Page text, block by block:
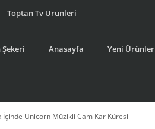
Toptan Tv Ürünleri
Anasayfa Yeni Ürünler
İçinde Unicorn Müzikli Cam Kar Küresi